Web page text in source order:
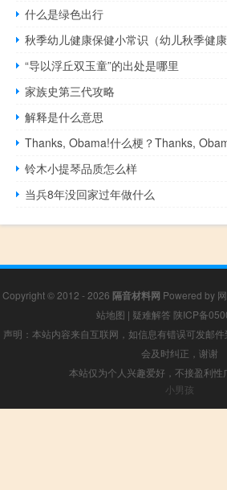
什么是绿色出行
秋季幼儿健康保健小常识（幼儿秋季健康
“导以浮丘双玉童”的出处是哪里
家族史第三代攻略
解释是什么意思
Thanks, Obama!什么梗？Thanks,
铃木小提琴品质怎么样
当兵8年没回家过年做什么
Copyright © 2012 - 2026 隔音材料网 Powered by
站地图 | 疑难解答 陕ICP备
声明：本站内容来自互联网，如信息有错误可发邮
会及时纠正，谢谢
本站仅为个人兴趣爱好，不接盈利性
小男孩